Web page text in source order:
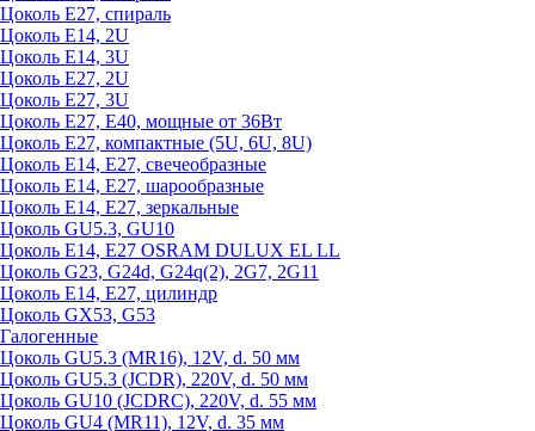
Цоколь Е27, спираль
Цоколь Е14, 2U
Цоколь Е14, 3U
Цоколь Е27, 2U
Цоколь Е27, 3U
Цоколь Е27, Е40, мощные от 36Вт
Цоколь Е27, компактные (5U, 6U, 8U)
Цоколь Е14, Е27, свечеобразные
Цоколь Е14, Е27, шарообразные
Цоколь Е14, Е27, зеркальные
Цоколь GU5.3, GU10
Цоколь Е14, Е27 OSRAM DULUX EL LL
Цоколь G23, G24d, G24q(2), 2G7, 2G11
Цоколь Е14, Е27, цилиндр
Цоколь GX53, G53
Галогенные
Цоколь GU5.3 (MR16), 12V, d. 50 мм
Цоколь GU5.3 (JCDR), 220V, d. 50 мм
Цоколь GU10 (JCDRC), 220V, d. 55 мм
Цоколь GU4 (MR11), 12V, d. 35 мм